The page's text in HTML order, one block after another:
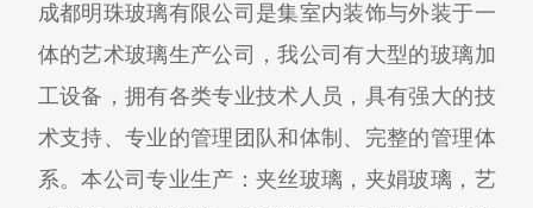
成都明珠玻璃有限公司是集室内装饰与外装于一
体的艺术玻璃生产公司，我公司有大型的玻璃加
工设备，拥有各类专业技术人员，具有强大的技
术支持、专业的管理团队和体制、完整的管理体
系。本公司专业生产：夹丝玻璃，夹娟玻璃，艺